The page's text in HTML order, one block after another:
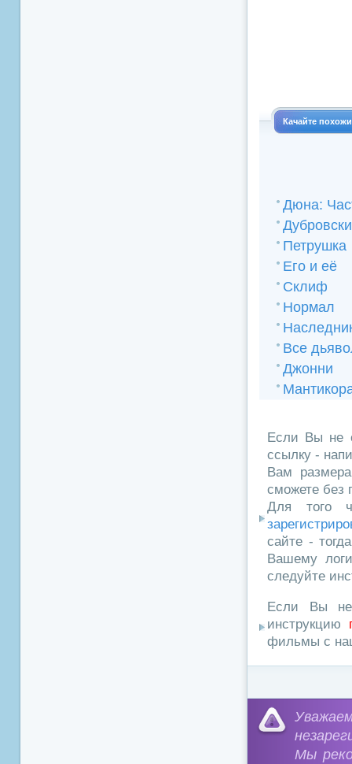
Качайте
Дюна:
Петрушка
Его и её
Склиф
Нормал
Все
Джонни
Если Вы не
ссылку -
Вам
сможете без
Для того
сайте -
Вашему
следуйте
Если Вы не
инструкцию
фильмы с
Мы